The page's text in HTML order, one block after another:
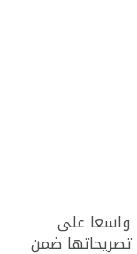
واسعا على
ضمن